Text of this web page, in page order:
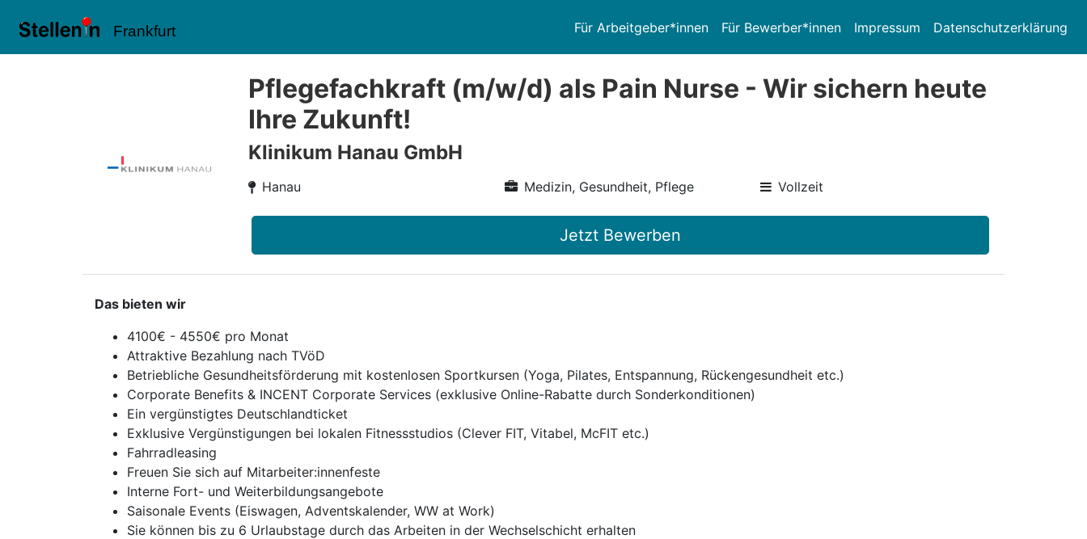
Frankfurt Für Arbeitgeber*innen Für Bewerber*innen Impressum Datenschutzerklärung
Pflegefachkraft (m/w/d) als Pain Nurse - Wir sichern heute
Ihre Zukunft!
Klinikum Hanau GmbH
Hanau Medizin, Gesundheit, Pflege Vollzeit
Jetzt Bewerben
Das bieten wir
4100€ - 4550€ pro Monat
Attraktive Bezahlung nach TVöD
Betriebliche Gesundheitsförderung mit kostenlosen Sportkursen (Yoga, Pilates, Entspannung, Rückengesundheit etc.)
Corporate Benefits & INCENT Corporate Services (exklusive Online-Rabatte durch Sonderkonditionen)
Ein vergünstigtes Deutschlandticket
Exklusive Vergünstigungen bei lokalen Fitnessstudios (Clever FIT, Vitabel, McFIT etc.)
Fahrradleasing
Freuen Sie sich auf Mitarbeiter:innenfeste
Interne Fort- und Weiterbildungsangebote
Saisonale Events (Eiswagen, Adventskalender, WW at Work)
Sie können bis zu 6 Urlaubstage durch das Arbeiten in der Wechselschicht erhalten